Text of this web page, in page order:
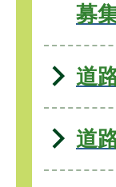
募
道
道